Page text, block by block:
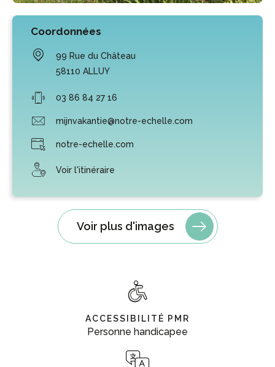
Coordonnées
99 Rue du Château
58110 ALLUY
03 86 84 27 16
mijnvakantie@notre-echelle.com
notre-echelle.com
Voir l'itinéraire
Voir plus d'images
ACCESSIBILITÉ PMR
Personne handicapee